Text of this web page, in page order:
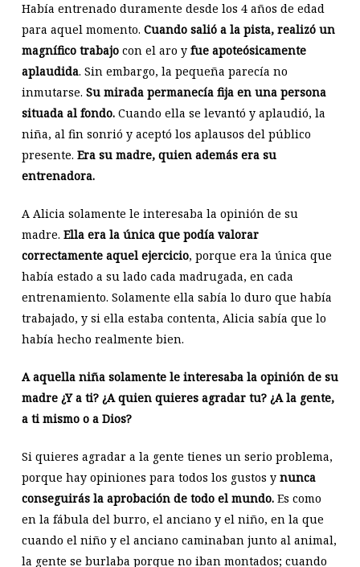
Había entrenado duramente desde los 4 años de edad
para aquel momento. Cuando salió a la pista, realizó un
magnífico trabajocon el aro y fue apoteósicamente
aplaudida. Sin embargo, la pequeña parecía no
inmutarse. Su mirada permanecía fija en una persona
situada al fondo.Cuando ella se levantó y aplaudió, la
niña, al fin sonrió y aceptó los aplausos del público
presente. Era su madre, quien además era su
entrenadora.
A Alicia solamente le interesaba la opinión de su
madre. Ella era la única que podía valorar
correctamente aquel ejercicio, porque era la única que
había estado a su lado cada madrugada, en cada
entrenamiento. Solamente ella sabía lo duro que había
trabajado, y si ella estaba contenta, Alicia sabía que lo
había hecho realmente bien.
A aquella niña solamente le interesaba la opinión de su
madre ¿Y a ti? ¿A quien quieres agradar tu? ¿A la gente,
a ti mismo o a Dios?
Si quieres agradar a la gente tienes un serio problema,
porque hay opiniones para todos los gustos y nunca
conseguirás la aprobación de todo el mundo.Es como
en la fábula del burro, el anciano y el niño, en la que
cuando el niño y el anciano caminaban junto al animal,
la gente se burlaba porque no iban montados; cuando